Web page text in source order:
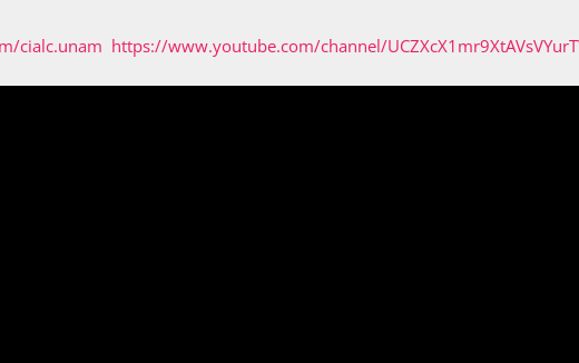
cialc.unam https://www.youtube.com/channel/